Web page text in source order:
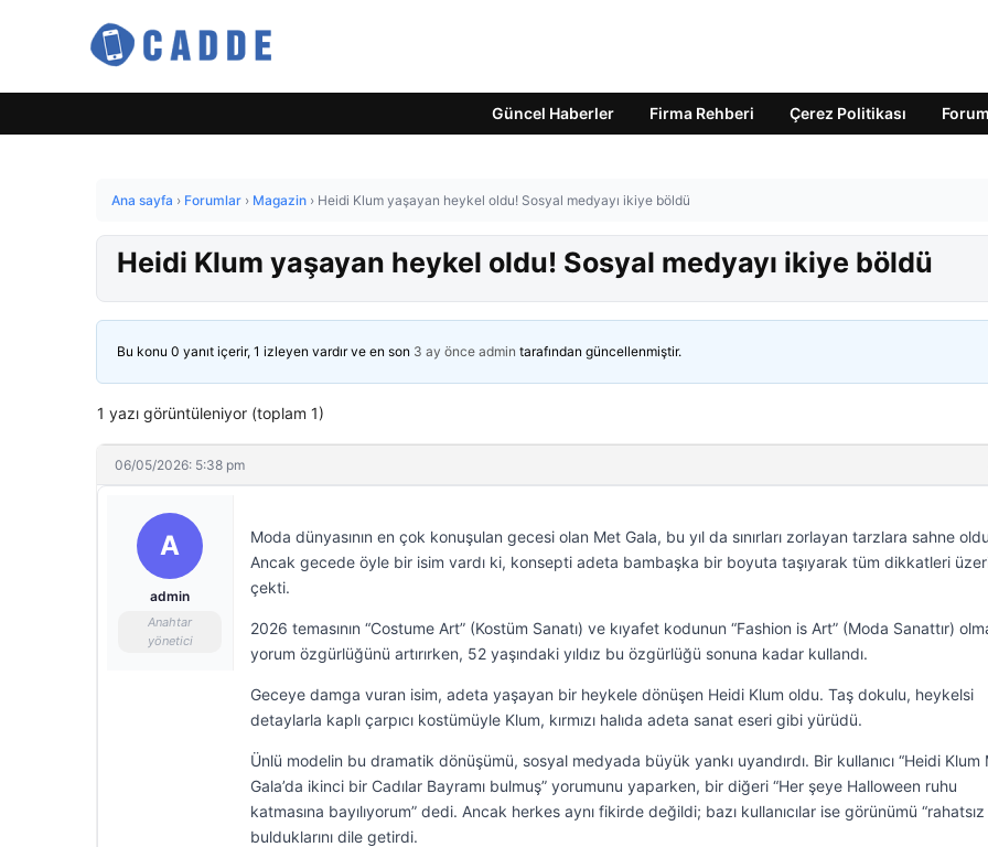
Güncel Haberler Firma Rehberi Çerez Politikası Forum
Ana sayfa › Forumlar › Magazin › Heidi Klum yaşayan heykel oldu! Sosyal medyayı ikiye böldü
Heidi Klum yaşayan heykel oldu! Sosyal medyayı ikiye böldü
Bu konu 0 yanıt içerir, 1 izleyen vardır ve en son 3 ay önce admin tarafından güncellenmiştir.
1 yazı görüntüleniyor (toplam 1)
06/05/2026: 5:38 pm
A
admin
Anahtar
yönetici
Moda dünyasının en çok konuşulan gecesi olan Met Gala, bu yıl da sınırları zorlayan tarzlara sahne
Ancak gecede öyle bir isim vardı ki, konsepti adeta bambaşka bir boyuta taşıyarak tüm dikkatleri
çekti.
2026 temasının “Costume Art” (Kostüm Sanatı) ve kıyafet kodunun “Fashion is Art” (Moda Sanattır)
yorum özgürlüğünü artırırken, 52 yaşındaki yıldız bu özgürlüğü sonuna kadar kullandı.
Geceye damga vuran isim, adeta yaşayan bir heykele dönüşen Heidi Klum oldu. Taş dokulu, heykelsi
detaylarla kaplı çarpıcı kostümüyle Klum, kırmızı halıda adeta sanat eseri gibi yürüdü.
Ünlü modelin bu dramatik dönüşümü, sosyal medyada büyük yankı uyandırdı. Bir kullanıcı “Heidi Klum
Gala’da ikinci bir Cadılar Bayramı bulmuş” yorumunu yaparken, bir diğeri “Her şeye Halloween ruhu
katmasına bayılıyorum” dedi. Ancak herkes aynı fikirde değildi; bazı kullanıcılar ise görünümü
bulduklarını dile getirdi.